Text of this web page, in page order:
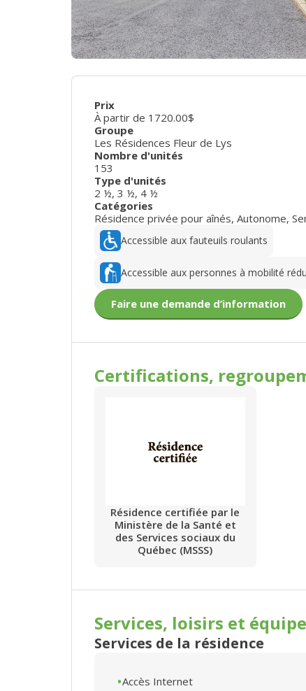
Prix
À partir de 1720.00$
Groupe
Les Résidences Fleur de Lys
Nombre d'unités
153
Type d'unités
2 ½, 3 ½, 4 ½
Catégories
Résidence privée pour aînés, Autonome,
Accessible aux fauteuils roulants
Accessible aux personnes à mobilité
Faire une demande d’information
Certifications,
Résidence certifiée par le
Ministère de la Santé et
des Services sociaux du
Québec (MSSS)
Services, loisirs et
Services de la résidence
Accès Internet